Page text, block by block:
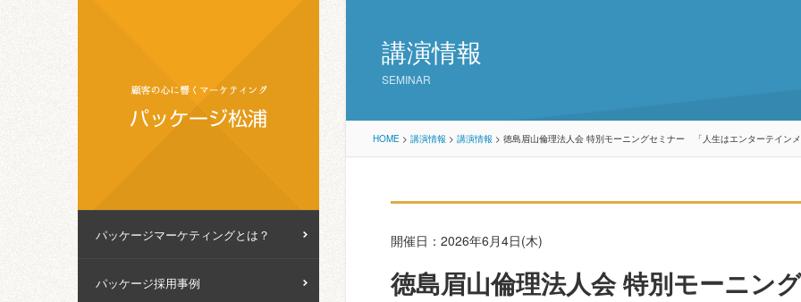
パッケージマーケティングとは？
パッケージ採用事例
講演情報
SEMINAR
HOME > 講演情報 > 講演情報 > 徳島眉山倫理法人会 特別モーニングセミナー 「人生はエンターテイン
開催日：2026年6月4日(木)
徳島眉山倫理法人会 特別モーニ